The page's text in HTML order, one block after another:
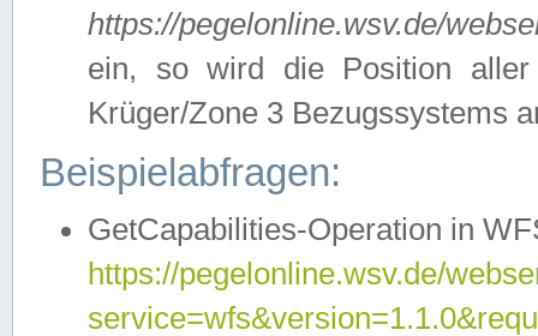
https://pegelonline.wsv.de/
ein, so wird die Position
Krüger/Zone 3 Bezugssystems
Beispielabfragen:
GetCapabilities-Operation in
https://pegelonline.wsv.de/